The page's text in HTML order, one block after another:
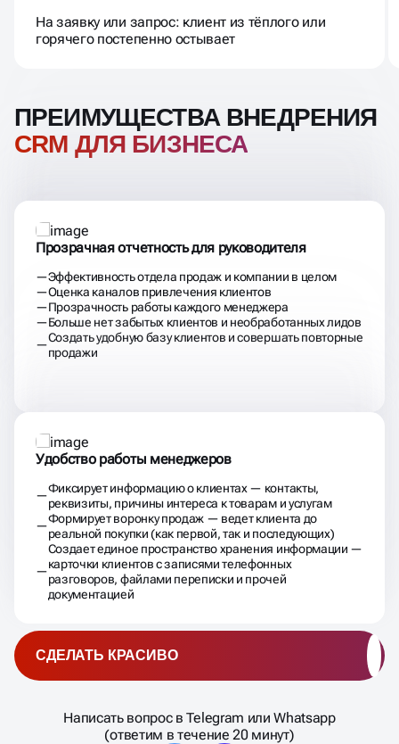
На заявку или запрос: клиент из тёплого или
горячего постепенно остывает
ПРЕИМУЩЕСТВА ВНЕДРЕНИЯ
CRM ДЛЯ БИЗНЕСА
Прозрачная отчетность для руководителя
Эффективность отдела продаж и компании в целом
Оценка каналов привлечения клиентов
Прозрачность работы каждого менеджера
Больше нет забытых клиентов и необработанных лидов
Создать удобную базу клиентов и совершать повторные
продажи
Удобство работы менеджеров
Фиксирует информацию о клиентах — контакты,
реквизиты, причины интереса к товарам и услугам
Формирует воронку продаж — ведет клиента до
реальной покупки (как первой, так и последующих)
Создает единое пространство хранения информации —
карточки клиентов с записями телефонных
разговоров, файлами переписки и прочей
документацией
Написать вопрос в Telegram или Whatsapp
(ответим в течение 20 минут)
СДЕЛАТЬ КРАСИВО